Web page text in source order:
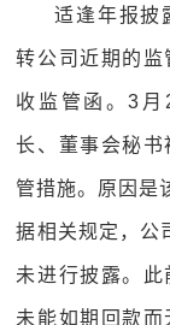
适逢年报披
转公司近期的
收监管函。3月
长、董事会秘
管措施。原因是
据相关规定，公
未进行披露。
未能如期回款